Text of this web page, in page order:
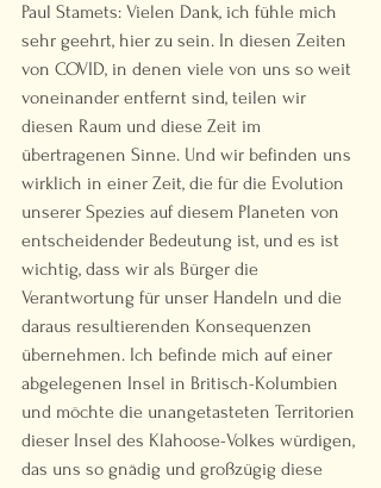
Paul Stamets: Vielen Dank, ich fühle mich
sehr geehrt, hier zu sein. In diesen Zeiten
von COVID, in denen viele von uns so weit
voneinander entfernt sind, teilen wir
diesen Raum und diese Zeit im
übertragenen Sinne. Und wir befinden uns
wirklich in einer Zeit, die für die Evolution
unserer Spezies auf diesem Planeten von
entscheidender Bedeutung ist, und es ist
wichtig, dass wir als Bürger die
Verantwortung für unser Handeln und die
daraus resultierenden Konsequenzen
übernehmen. Ich befinde mich auf einer
abgelegenen Insel in Britisch-Kolumbien
und möchte die unangetasteten Territorien
dieser Insel des Klahoose-Volkes würdigen,
das uns so gnädig und großzügig diese